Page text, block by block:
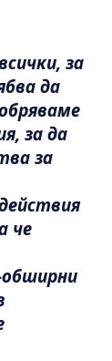
за
да
за да
за
че